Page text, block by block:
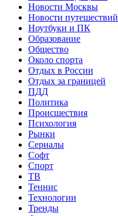
Новости Москвы
Новости путешествий
Ноутбуки и ПК
Образование
Общество
Около спорта
Отдых в России
Отдых за границей
ПДД
Политика
Происшествия
Психология
Рынки
Сериалы
Софт
Спорт
ТВ
Теннис
Технологии
Тренды